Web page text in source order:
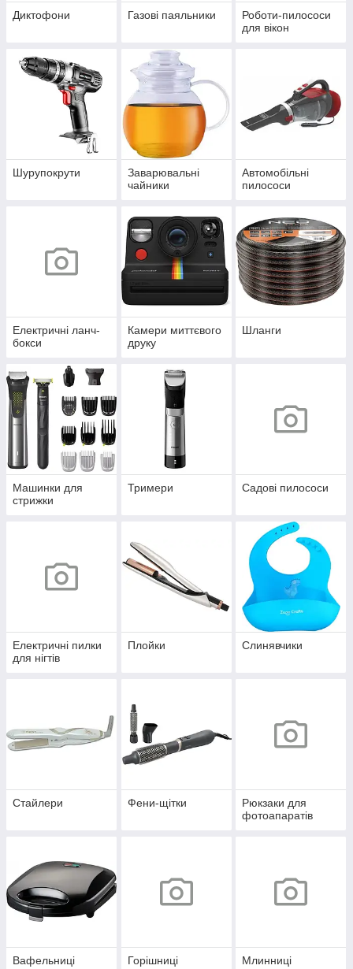
Диктофони Газові паяльники
Роботи-пилососи
для вікон
Шурупокрути
Заварювальні
чайники
Автомобільні
пилососи
Електричні ланч-
бокси
Камери миттєвого
друку
Шланги
Машинки для
стрижки
Тримери Садові пилососи
Електричні пилки
для нігтів
Плойки Слинявчики
Стайлери Фени-щітки
Рюкзаки для
фотоапаратів
Вафельниці Горішниці Млинниці